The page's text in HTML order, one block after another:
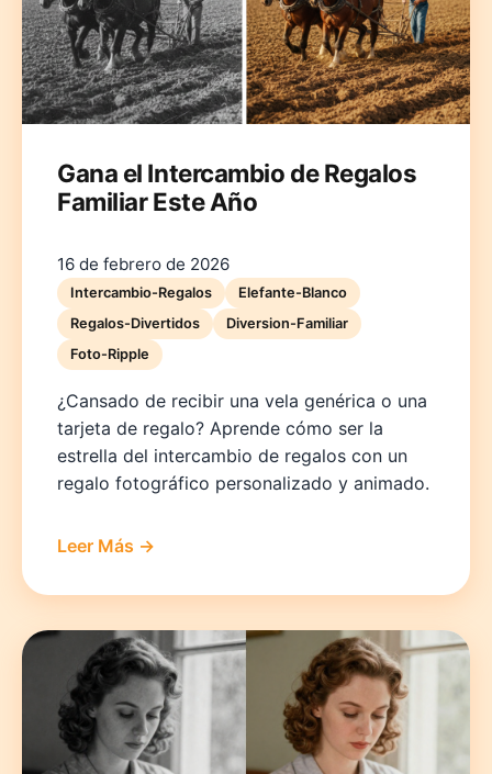
Gana el Intercambio de Regalos
Familiar Este Año
16 de febrero de 2026
Intercambio-Regalos
Elefante-Blanco
Regalos-Divertidos
Diversion-Familiar
Foto-Ripple
¿Cansado de recibir una vela genérica o una
tarjeta de regalo? Aprende cómo ser la
estrella del intercambio de regalos con un
regalo fotográfico personalizado y animado.
Leer Más →